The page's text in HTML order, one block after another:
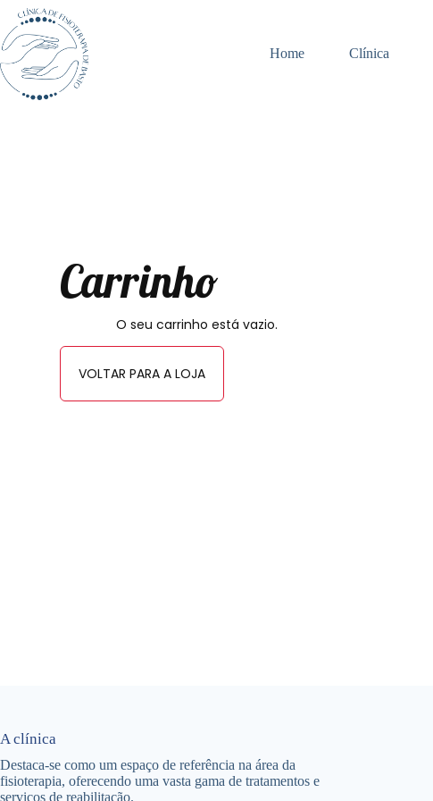
Home Clínica
Carrinho
O seu carrinho está vazio.
VOLTAR PARA A LOJA
A clínica
Destaca-se como um espaço de referência na área da
fisioterapia, oferecendo uma vasta gama de tratamentos e
serviços de reabilitação.